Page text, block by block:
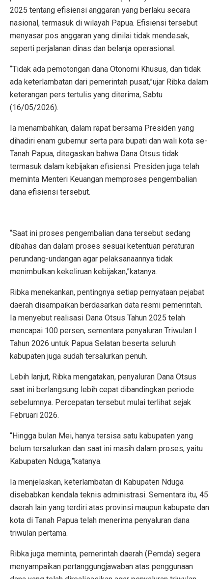
2025 tentang efisiensi anggaran yang berlaku secara
nasional, termasuk di wilayah Papua. Efisiensi tersebut
menyasar pos anggaran yang dinilai tidak mendesak,
seperti perjalanan dinas dan belanja operasional.
“Tidak ada pemotongan dana Otonomi Khusus, dan tidak
ada keterlambatan dari pemerintah pusat,”ujar Ribka dalam
keterangan pers tertulis yang diterima, Sabtu
(16/05/2026).
Ia menambahkan, dalam rapat bersama Presiden yang
dihadiri enam gubernur serta para bupati dan wali kota se-
Tanah Papua, ditegaskan bahwa Dana Otsus tidak
termasuk dalam kebijakan efisiensi. Presiden juga telah
meminta Menteri Keuangan memproses pengembalian
dana efisiensi tersebut.
“Saat ini proses pengembalian dana tersebut sedang
dibahas dan dalam proses sesuai ketentuan peraturan
perundang-undangan agar pelaksanaannya tidak
menimbulkan kekeliruan kebijakan,”katanya.
Ribka menekankan, pentingnya setiap pernyataan pejabat
daerah disampaikan berdasarkan data resmi pemerintah.
Ia menyebut realisasi Dana Otsus Tahun 2025 telah
mencapai 100 persen, sementara penyaluran Triwulan I
Tahun 2026 untuk Papua Selatan beserta seluruh
kabupaten juga sudah tersalurkan penuh.
Lebih lanjut, Ribka mengatakan, penyaluran Dana Otsus
saat ini berlangsung lebih cepat dibandingkan periode
sebelumnya. Percepatan tersebut mulai terlihat sejak
Februari 2026.
“Hingga bulan Mei, hanya tersisa satu kabupaten yang
belum tersalurkan dan saat ini masih dalam proses, yaitu
Kabupaten Nduga,”katanya.
Ia menjelaskan, keterlambatan di Kabupaten Nduga
disebabkan kendala teknis administrasi. Sementara itu, 45
daerah lain yang terdiri atas provinsi maupun kabupate dan
kota di Tanah Papua telah menerima penyaluran dana
triwulan pertama.
Ribka juga meminta, pemerintah daerah (Pemda) segera
menyampaikan pertanggungjawaban atas penggunaan